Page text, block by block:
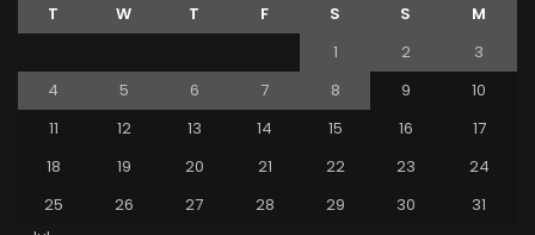
T W T F S S
M
1
2
3
4
5 6 7 8 9
10
11
12 13 14 15 16
17
18
19 20 21 22 23
24
25
26 27 28 29 30
31